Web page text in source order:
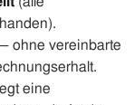
ohne vereinbarte
eine